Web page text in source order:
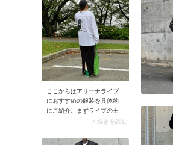
ナップでは深みのあるグリ
ーンのキャップ＆スニーカ
ーをチョイス。グリーンは
モノトーンコーデに馴染み
やすく、大人っぽさをプラ
スできるのが魅力です。
ここからはアリーナライブ
におすすめの服装を具体的
にご紹介。まずライブの王
道ファッションといえば「T
ャツは参戦服の定番です。
> 続きを読む